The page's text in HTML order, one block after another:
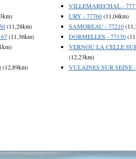
(11,28km)
(11,36km)
(12,89km)
VILLEMARECHAL -
URY - 77760(11,04km)
SAMOREAU - 77210
DORMELLES - 77130
VERNOU LA CELLE
(12,23km)
VULAINES SUR SEINE